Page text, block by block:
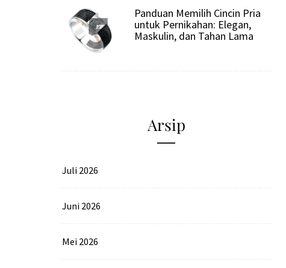
5
Panduan Memilih Cincin Pria
untuk Pernikahan: Elegan,
Maskulin, dan Tahan Lama
Arsip
Juli 2026
Juni 2026
Mei 2026